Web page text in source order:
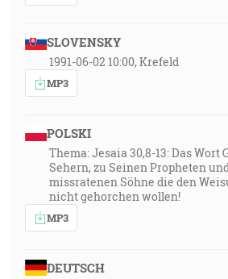
SLOVENSKY
1991-06-02 10:00, Krefeld
MP3
POLSKI
Thema: Jesaia 30,8-13: Das Wort
Sehern, zu Seinen Propheten
missratenen Söhne die den
nicht gehorchen wollen!
MP3
DEUTSCH